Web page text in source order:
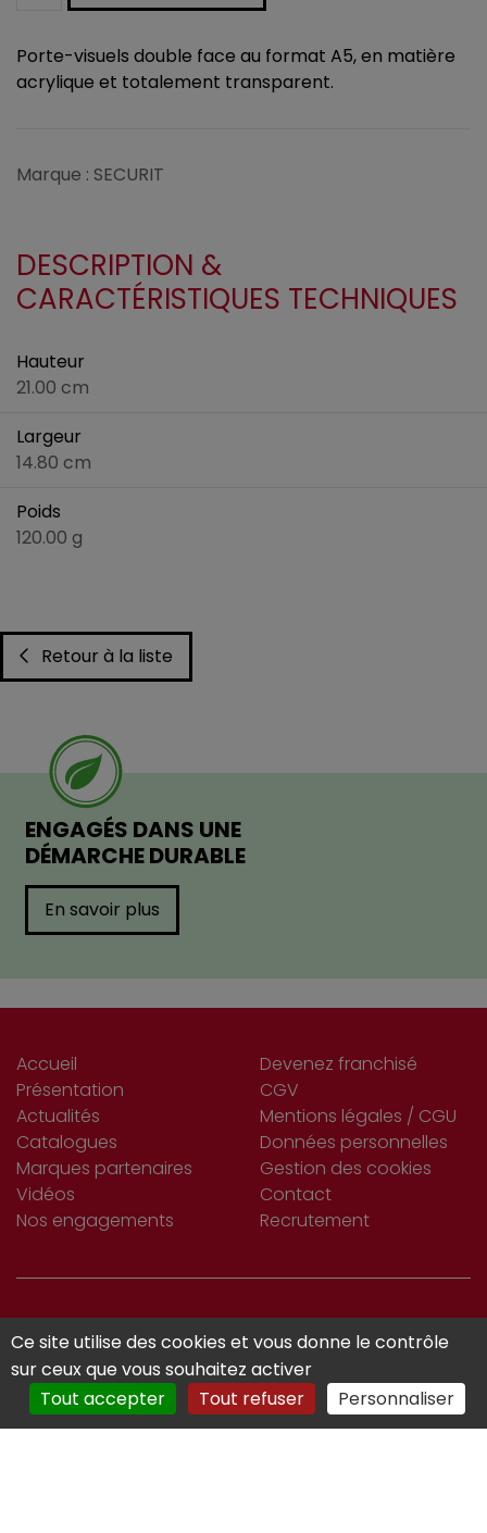
Porte-visuels double face au format A5, en matière
acrylique et totalement transparent.
Marque : SECURIT
DESCRIPTION &
CARACTÉRISTIQUES TECHNIQUES
Hauteur
21.00 cm
Largeur
14.80 cm
Poids
120.00 g
Retour à la liste
ENGAGÉS DANS UNE
DÉMARCHE DURABLE
En savoir plus
Accueil
Présentation
Actualités
Catalogues
Marques partenaires
Vidéos
Nos engagements
Devenez franchisé
CGV
Mentions légales / CGU
Données personnelles
Gestion des cookies
Contact
Recrutement
S’INSCRIRE
À LA NEWSLETTER
Je m'abonne
Ce site utilise des cookies et vous donne le contrôle
sur ceux que vous souhaitez activer
Tout accepter
Tout refuser Personnaliser